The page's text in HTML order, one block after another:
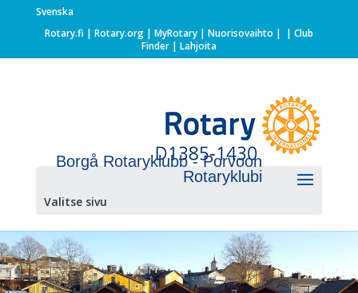
Svenska
Rotary.fi | Rotary.org| MyRotary | Nuorisovaihto | | Club
Finder| Lahjoita
Borgå Rotaryklubb - Porvoon
Rotaryklubi
Valitse sivu